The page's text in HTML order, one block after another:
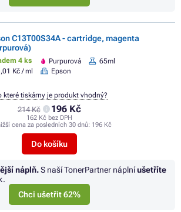
C13T00S34A - cartridge, magenta
4 ks Purpurová
65ml
Kč / ml
Epson
214 Kč 196 Kč
162 Kč bez DPH
cena za posledních 30 dnů: 196 Kč
Do košíku
které tiskárny je produkt vhodný?
náplň.S naší TonerPartner náplníušetříte
Chci ušetřit 62%